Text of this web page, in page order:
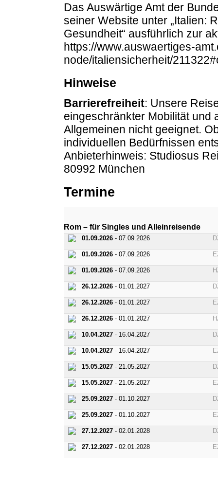
Das Auswärtige Amt der
seiner Website unter „Italien:
Gesundheit“ ausführlich zur
https://www.auswaertiges-
node/italiensicherheit/
Hinweise
Barrierefreiheit: Unsere
eingeschränkter Mobilität und
Allgemeinen nicht geeignet.
individuellen Bedürfnissen
Anbieterhinweis: Studiosus
80992 München
Termine
Rom – für Singles und Alleinreisende
01.09.2026- 07.09.2026
01.09.2026- 07.09.2026
01.09.2026- 07.09.2026
26.12.2026- 01.01.2027
26.12.2026- 01.01.2027
26.12.2026- 01.01.2027
10.04.2027- 16.04.2027
10.04.2027- 16.04.2027
15.05.2027- 21.05.2027
15.05.2027- 21.05.2027
25.09.2027- 01.10.2027
25.09.2027- 01.10.2027
27.12.2027- 02.01.2028
27.12.2027- 02.01.2028